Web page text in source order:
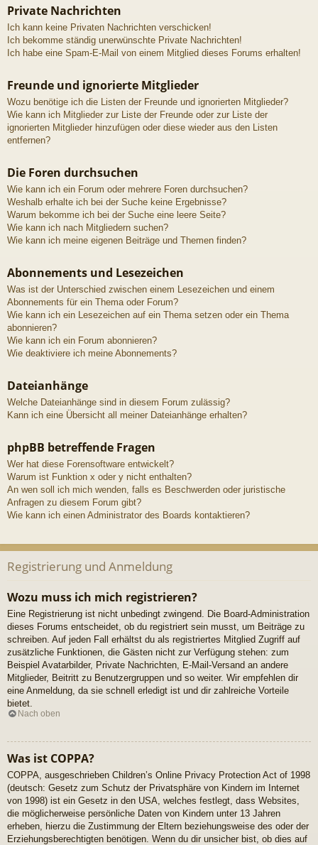
Private Nachrichten
Ich kann keine Privaten Nachrichten verschicken!
Ich bekomme ständig unerwünschte Private Nachrichten!
Ich habe eine Spam-E-Mail von einem Mitglied dieses Forums erhalten!
Freunde und ignorierte Mitglieder
Wozu benötige ich die Listen der Freunde und ignorierten Mitglieder?
Wie kann ich Mitglieder zur Liste der Freunde oder zur Liste der
ignorierten Mitglieder hinzufügen oder diese wieder aus den Listen
entfernen?
Die Foren durchsuchen
Wie kann ich ein Forum oder mehrere Foren durchsuchen?
Weshalb erhalte ich bei der Suche keine Ergebnisse?
Warum bekomme ich bei der Suche eine leere Seite?
Wie kann ich nach Mitgliedern suchen?
Wie kann ich meine eigenen Beiträge und Themen finden?
Abonnements und Lesezeichen
Was ist der Unterschied zwischen einem Lesezeichen und einem
Abonnements für ein Thema oder Forum?
Wie kann ich ein Lesezeichen auf ein Thema setzen oder ein Thema
abonnieren?
Wie kann ich ein Forum abonnieren?
Wie deaktiviere ich meine Abonnements?
Dateianhänge
Welche Dateianhänge sind in diesem Forum zulässig?
Kann ich eine Übersicht all meiner Dateianhänge erhalten?
phpBB betreffende Fragen
Wer hat diese Forensoftware entwickelt?
Warum ist Funktion x oder y nicht enthalten?
An wen soll ich mich wenden, falls es Beschwerden oder juristische
Anfragen zu diesem Forum gibt?
Wie kann ich einen Administrator des Boards kontaktieren?
Registrierung und Anmeldung
Wozu muss ich mich registrieren?
Eine Registrierung ist nicht unbedingt zwingend. Die Board-Administration
dieses Forums entscheidet, ob du registriert sein musst, um Beiträge zu
schreiben. Auf jeden Fall erhältst du als registriertes Mitglied Zugriff auf
zusätzliche Funktionen, die Gästen nicht zur Verfügung stehen: zum
Beispiel Avatarbilder, Private Nachrichten, E-Mail-Versand an andere
Mitglieder, Beitritt zu Benutzergruppen und so weiter. Wir empfehlen dir
eine Anmeldung, da sie schnell erledigt ist und dir zahlreiche Vorteile
bietet.
Nach oben
Was ist COPPA?
COPPA, ausgeschrieben Children’s Online Privacy Protection Act of 1998
(deutsch: Gesetz zum Schutz der Privatsphäre von Kindern im Internet
von 1998) ist ein Gesetz in den USA, welches festlegt, dass Websites,
die möglicherweise persönliche Daten von Kindern unter 13 Jahren
erheben, hierzu die Zustimmung der Eltern beziehungsweise des oder der
Erziehungsberechtigten benötigen. Wenn du dir unsicher bist, ob dies auf